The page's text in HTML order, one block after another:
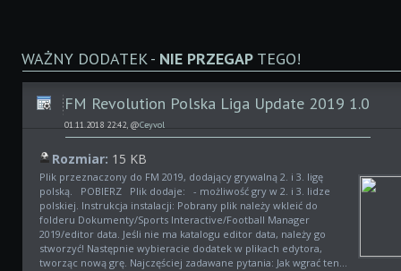
WAŻNY DODATEK - NIE PRZEGAP TEGO!
FM Revolution Polska Liga Update 2019 1.0
01.11.2018 22:42, @Ceyvol
Rozmiar: 15 KB
Plik przeznaczony do FM 2019, dodający grywalną 2. i 3. ligę
polską. POBIERZ Plik dodaje: - możliwość gry w 2. i 3. lidze
polskiej. Instrukcja instalacji: Pobrany plik należy wkleić do
folderu Dokumenty/Sports Interactive/Football Manager
2019/editor data. Jeśli nie ma katalogu editor data, należy go
stworzyć! Następnie wybieracie dodatek w plikach edytora,
tworząc nową grę. Najczęściej zadawane pytania: Jak wgrać ten...